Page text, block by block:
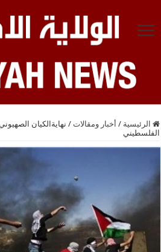
الرئيسية / أخبار ومقالات / نهايةالكيان
الفلسطيني